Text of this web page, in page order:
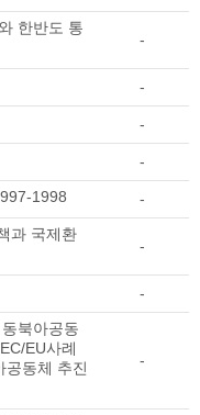
한반도 통
-
-
-
-
1998 -
과 국제환
-
-
북아공동
EU사례
공동체 추진
-